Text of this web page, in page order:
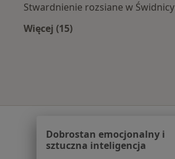
Stwardnienie rozsiane w Świdnicy
Więcej (15)
Regulamin
Dobrostan emocjonalny i
sztuczna inteligencja